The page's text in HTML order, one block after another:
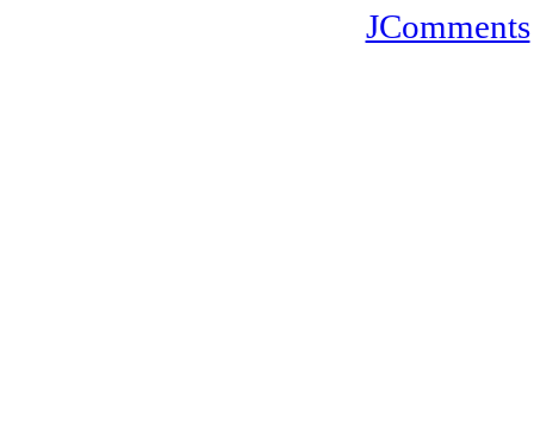
JComments